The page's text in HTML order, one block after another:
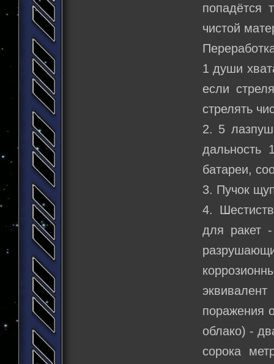
попадётся
чистой
1 души
если
стрелять
2. 5
дальность
батареи,
3. Пучок
4.
для ракет
поражения
облако) -
сорока